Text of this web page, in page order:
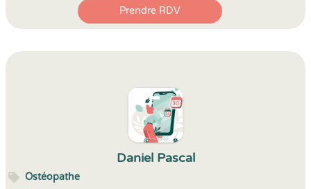
Prendre RDV
Daniel Pascal
Ostéopathe